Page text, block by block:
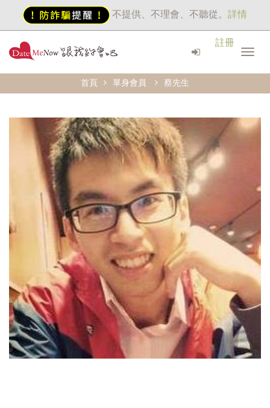
不提供、不理會、不聽從。 詳情
註冊
首頁 單身會員 蔡先生